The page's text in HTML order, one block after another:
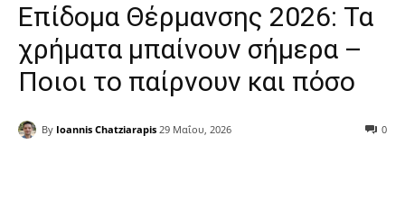
Επίδομα Θέρμανσης 2026: Τα
χρήματα μπαίνουν σήμερα –
Ποιοι το παίρνουν και πόσο
By Ioannis Chatziarapis 29 Μαΐου, 2026 0